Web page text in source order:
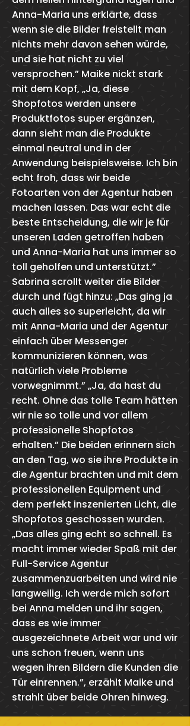
Anna-Maria uns erklärte, dass
wenn sie die Bilder freistellt man
nichts mehr davon sehen würde,
und sie hat nicht zu viel
versprochen.” Maike nickt stark
mit dem Kopf, „Ja, diese
Shopfotos werden unsere
Produktfotos super ergänzen,
dann sieht man die Produkte
einmal neutral und in der
Anwendung beispielsweise. Ich bin
echt froh, dass wir beide
Fotoarten von der Agentur haben
machen lassen. Das war echt die
beste Entscheidung, die wir je für
unseren Laden getroffen haben
und Anna-Maria hat uns immer so
toll geholfen und unterstützt.”
Sabrina scrollt weiter die Bilder
durch und fügt hinzu: „Das ging ja
auch alles so superleicht, da wir
mit Anna-Maria und der Agentur
einfach über Messenger
kommunizieren können, was
natürlich viele Probleme
vorwegnimmt.” „Ja, da hast du
recht. Ohne das tolle Team hätten
wir nie so tolle und vor allem
professionelle Shopfotos
erhalten.” Die beiden erinnern sich
an den Tag, wo sie ihre Produkte in
die Agentur brachten und mit dem
professionellen Equipment und
dem perfekt inszenierten Licht, die
Shopfotos geschossen wurden.
„Das alles ging echt so schnell. Es
macht immer wieder Spaß mit der
Full-Service Agentur
zusammenzuarbeiten und wird nie
langweilig. Ich werde mich sofort
bei Anna melden und ihr sagen,
dass es wie immer
ausgezeichnete Arbeit war und wir
uns schon freuen, wenn uns
wegen ihren Bildern die Kunden die
Tür einrennen.”, erzählt Maike und
strahlt über beide Ohren hinweg.